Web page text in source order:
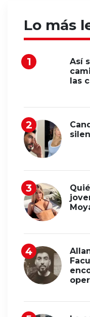
Lo más
Así
las